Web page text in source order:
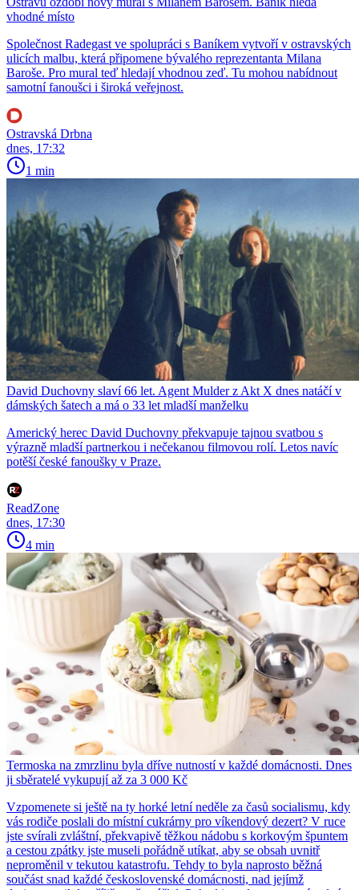
vhodné místo
Společnost Radegast ve spolupráci s Baníkem vytvoří v ostravských
ulicích malbu, která připomene bývalého reprezentanta Milana
Baroše. Pro mural teď hledají vhodnou zeď. Tu mohou nabídnout
samotní fanoušci i široká veřejnost.
Ostravská Drbna
dnes, 17:32
1 min
David Duchovny slaví 66 let. Agent Mulder z Akt X dnes natáčí v
dámských šatech a má o 33 let mladší manželku
Americký herec David Duchovny překvapuje tajnou svatbou s
výrazně mladší partnerkou i nečekanou filmovou rolí. Letos navíc
potěší české fanoušky v Praze.
ReadZone
dnes, 17:30
4 min
Termoska na zmrzlinu byla dříve nutností v každé domácnosti. Dnes
ji sběratelé vykupují až za 3 000 Kč
Vzpomenete si ještě na ty horké letní neděle za časů socialismu, kdy
vás rodiče poslali do místní cukrárny pro víkendový dezert? V ruce
jste svírali zvláštní, překvapivě těžkou nádobu s korkovým špuntem
a cestou zpátky jste museli pořádně utíkat, aby se obsah uvnitř
neproměnil v tekutou katastrofu. Tehdy to byla naprosto běžná
součást snad každé československé domácnosti, nad jejímž